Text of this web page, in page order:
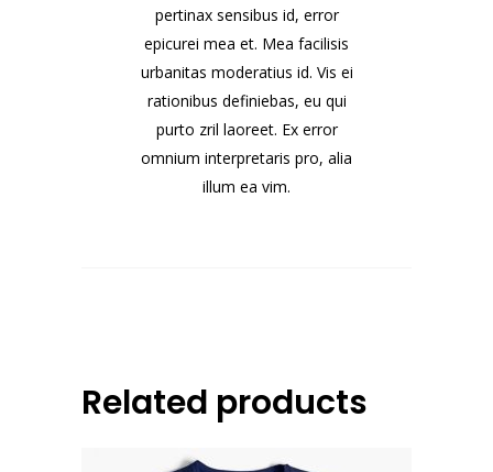
pertinax sensibus id, error
epicurei mea et. Mea facilisis
urbanitas moderatius id. Vis ei
rationibus definiebas, eu qui
purto zril laoreet. Ex error
omnium interpretaris pro, alia
illum ea vim.
Related products